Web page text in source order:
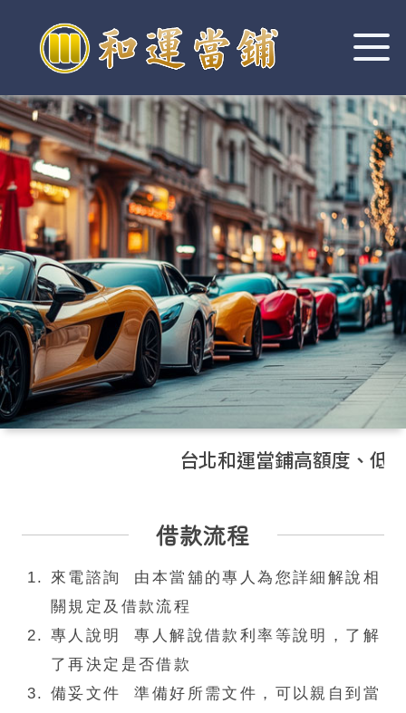
台北和運當鋪高額度、低
借款流程
來電諮詢 由本當舖的專人為您詳細解說相
關規定及借款流程
專人說明 專人解說借款利率等說明，了解
了再決定是否借款
備妥文件 準備好所需文件，可以親自到當